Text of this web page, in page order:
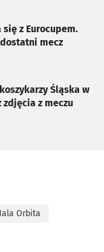
się z Eurocupem.
mecz
Śląska w
zdjęcia z meczu
Orbita